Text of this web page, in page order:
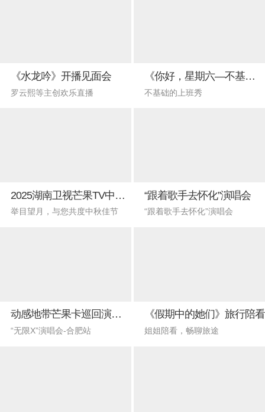
《水龙吟》开播见面会
罗云熙等主创欢乐直播
《你好，星期六—不基础的上班秀》
不基础的上班秀
2025湖南卫视芒果TV中秋之夜
举目望月，与您共度中秋佳节
“跟着歌手去怀化”演唱会
“跟着歌手去怀化”演唱会
动感地带芒果卡巡回演唱会-合肥站
“无限X”演唱会-合肥站
《假期中的她们》旅行陪看
姐姐陪看，畅聊旅途